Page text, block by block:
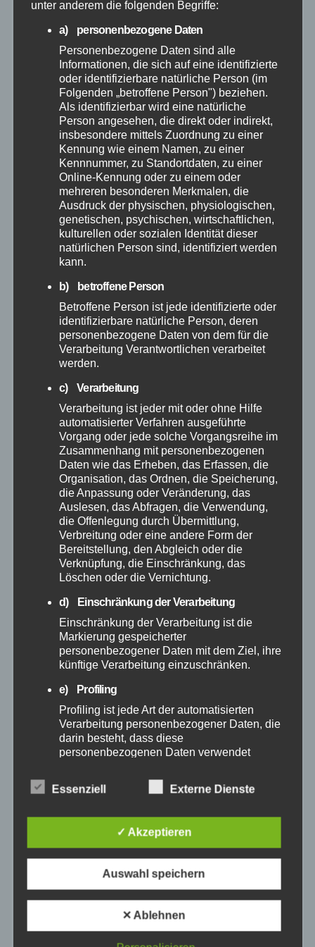
August 2026
Juli 2026
Juni 2026
Mai 2026
April 2026
März 2026
Februar 2026
Januar 2026
Dezember 2025
November 2025
Oktober 2025
September 2025
August 2025
Juli 2025
Juni 2025
Mai 2025
April 2025
März 2025
Januar 2025
Dezember 2024
November 2024
September 2024
August 2024
unter anderem die folgenden Begriffe:
a) personenbezogene Daten
Personenbezogene Daten sind alle
Informationen, die sich auf eine identifizierte
oder identifizierbare natürliche Person (im
Folgenden „betroffene Person") beziehen.
Als identifizierbar wird eine natürliche
Person angesehen, die direkt oder indirekt,
insbesondere mittels Zuordnung zu einer
Kennung wie einem Namen, zu einer
Kennnummer, zu Standortdaten, zu einer
Online-Kennung oder zu einem oder
mehreren besonderen Merkmalen, die
Ausdruck der physischen, physiologischen,
genetischen, psychischen, wirtschaftlichen,
kulturellen oder sozialen Identität dieser
natürlichen Person sind, identifiziert werden
kann.
b) betroffene Person
Betroffene Person ist jede identifizierte oder
identifizierbare natürliche Person, deren
personenbezogene Daten von dem für die
Verarbeitung Verantwortlichen verarbeitet
werden.
c) Verarbeitung
Verarbeitung ist jeder mit oder ohne Hilfe
automatisierter Verfahren ausgeführte
Vorgang oder jede solche Vorgangsreihe im
Zusammenhang mit personenbezogenen
Daten wie das Erheben, das Erfassen, die
Organisation, das Ordnen, die Speicherung,
die Anpassung oder Veränderung, das
Auslesen, das Abfragen, die Verwendung,
die Offenlegung durch Übermittlung,
Verbreitung oder eine andere Form der
Bereitstellung, den Abgleich oder die
Verknüpfung, die Einschränkung, das
Löschen oder die Vernichtung.
d) Einschränkung der Verarbeitung
Einschränkung der Verarbeitung ist die
Markierung gespeicherter
personenbezogener Daten mit dem Ziel, ihre
künftige Verarbeitung einzuschränken.
e) Profiling
Profiling ist jede Art der automatisierten
Verarbeitung personenbezogener Daten, die
darin besteht, dass diese
personenbezogenen Daten verwendet
die sich auf eine natürliche Person beziehen,
zu bewerten, insbesondere, um Aspekte
Interessen, Zuverlässigkeit, Verhalten,
Aufenthaltsort oder Ortswechsel dieser
vorherzusagen.
f) Pseudonymisierung
Essenziell Externe Dienste
✓ Akzeptieren
Auswahl speichern
✕ Ablehnen